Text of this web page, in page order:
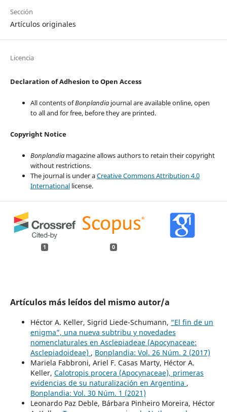
Sección
Artículos originales
Licencia
Declaration of Adhesion to Open Access
All contents ofBonplandiajournal are available online, open
to all and for free, before they are printed.
Copyright Notice
Bonplandiamagazine allows authors to retain their copyright
without restrictions.
The journal is under aCreative Commons Attribution 4.0
Internationallicense.
1 0
Artículos más leídos del mismo autor/a
Héctor A. Keller, Sigrid Liede-Schumann, “El fin de un
enigma”, una nueva subtribu y novedades
nomenclaturales en Asclepiadeae (Apocynaceae:
Asclepiadoideae) , Bonplandia: Vol. 26 Núm. 2 (2017)
Mariela Fabbroni, Ariel F. Casas Marty, Héctor A.
Keller, Calotropis procera (Apocynaceae), primeras
evidencias de su naturalización en Argentina ,
Bonplandia: Vol. 30 Núm. 1 (2021)
Leonardo Paz Deble, Bárbara Pinheiro Moreira, Héctor